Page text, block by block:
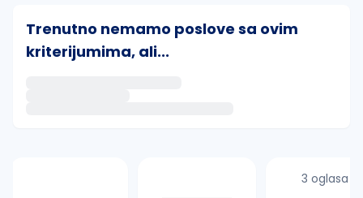
Trenutno nemamo poslove sa ovim
kriterijumima, ali...
3 oglasa